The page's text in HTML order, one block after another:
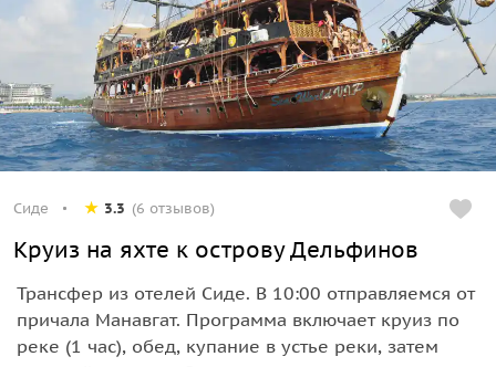
Сиде 3.3 (6 отзывов)
Круиз на яхте к острову Дельфинов
Трансфер из отелей Сиде. В 10:00 отправляемся от
причала Манавгат. Программа включает круиз по
реке (1 час), обед, купание в устье реки, затем